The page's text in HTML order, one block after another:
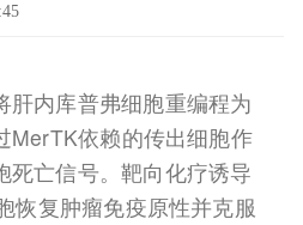
肝内库普弗细胞重编程为
MerTK依赖的传出细胞作
死亡信号。靶向化疗诱导
恢复肿瘤免疫原性并克服